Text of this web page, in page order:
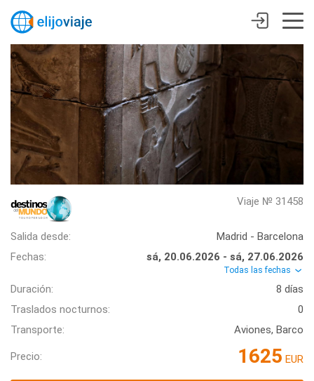
Viaje № 31458
Salida desde:
Madrid - Barcelona
Fechas:
sá, 20.06.2026 - sá, 27.06.2026
Todas las fechas
Duración:
8 días
Traslados nocturnos:
0
Transporte:
Aviones, Barco
Precio: 1625 EUR